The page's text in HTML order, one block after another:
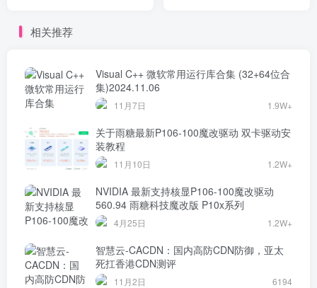
相关推荐
Visual C++ 微软常用运行库合集 (32+64位合
集)2024.11.06
11月7日 1.9W+
关于雨糖最新P106-100魔改驱动 双卡驱动安
装教程
11月10日 1.2W+
NVIDIA 最新支持核显P106-100魔改驱动
560.94 雨糖科技魔改版 P10x系列
4月25日 1.2W+
智慧云-CACDN：国内高防CDN防御，亚太
死扛香港CDN测评
11月2日 6194